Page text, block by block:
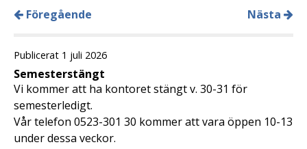
Föregående Nästa
Publicerat 1 juli 2026
Semesterstängt
Vi kommer att ha kontoret stängt v. 30-31 för
semesterledigt.
Vår telefon 0523-301 30 kommer att vara öppen 10-13
under dessa veckor.